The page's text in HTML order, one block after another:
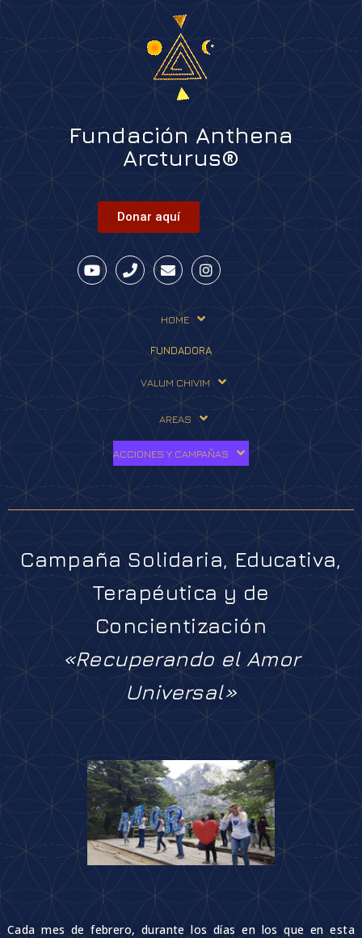
Fundación Anthena
Arcturus®
Donar aquí
HOME
FUNDADORA
VALUM CHIVIM
AREAS
ACCIONES Y CAMPAÑAS
Campaña Solidaria, Educativa,
Terapéutica y de
Concientización
«Recuperando el Amor
Universal»
Cada mes de febrero, durante los días en los que en esta